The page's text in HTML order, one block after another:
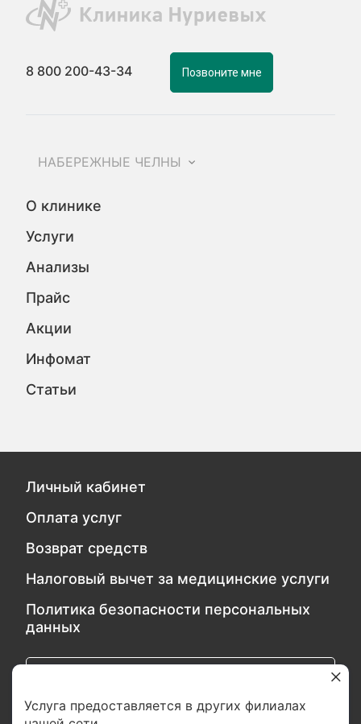
Услуга предоставляется в других филиалах
8 800 200-43-34 Позвоните мне
НАБЕРЕЖНЫЕ ЧЕЛНЫ
О клинике
Услуги
Анализы
Прайс
Акции
Инфомат
Статьи
Личный кабинет
Оплата услуг
Возврат средств
Налоговый вычет за медицинские услуги
Политика безопасности персональных
данных